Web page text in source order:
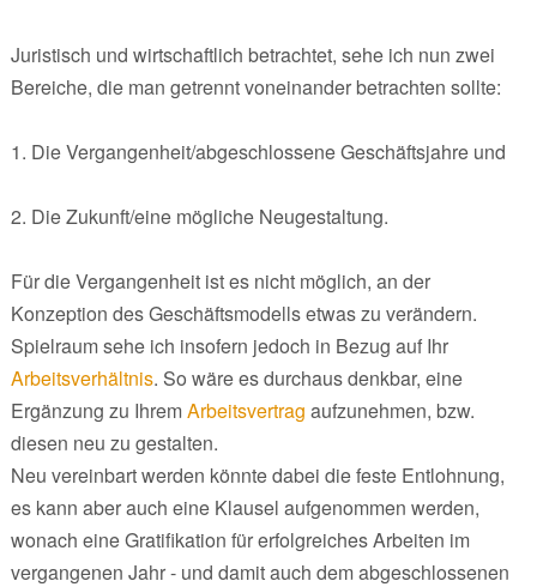
Juristisch und wirtschaftlich betrachtet, sehe ich nun zwei
Bereiche, die man getrennt voneinander betrachten sollte:
1. Die Vergangenheit/abgeschlossene Geschäftsjahre und
2. Die Zukunft/eine mögliche Neugestaltung.
Für die Vergangenheit ist es nicht möglich, an der
Konzeption des Geschäftsmodells etwas zu verändern.
Spielraum sehe ich insofern jedoch in Bezug auf Ihr
Arbeitsverhältnis. So wäre es durchaus denkbar, eine
Ergänzung zu IhremArbeitsvertrag aufzunehmen, bzw.
diesen neu zu gestalten.
Neu vereinbart werden könnte dabei die feste Entlohnung,
es kann aber auch eine Klausel aufgenommen werden,
wonach eine Gratifikation für erfolgreiches Arbeiten im
vergangenen Jahr - und damit auch dem abgeschlossenen